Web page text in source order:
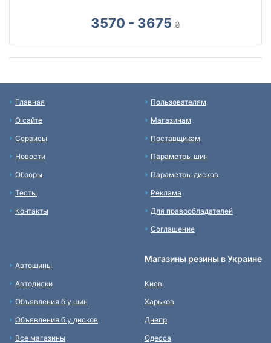
3570 - 3675 ₴
Главная
О сайте
Сервисы
Новости
Обзоры
Тесты
Контакты
Пользователям
Магазинам
Поставщикам
Параметры шин
Параметры дисков
Реклама
Для правообладателей
Соглашение
Автошины
Автодиски
Объявления б у шин
Объявления б у дисков
Все магазины
Магазины резины в Украине
Киев
Харьков
Днепр
Одесса